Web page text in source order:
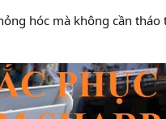
hóc mà không cần tháo